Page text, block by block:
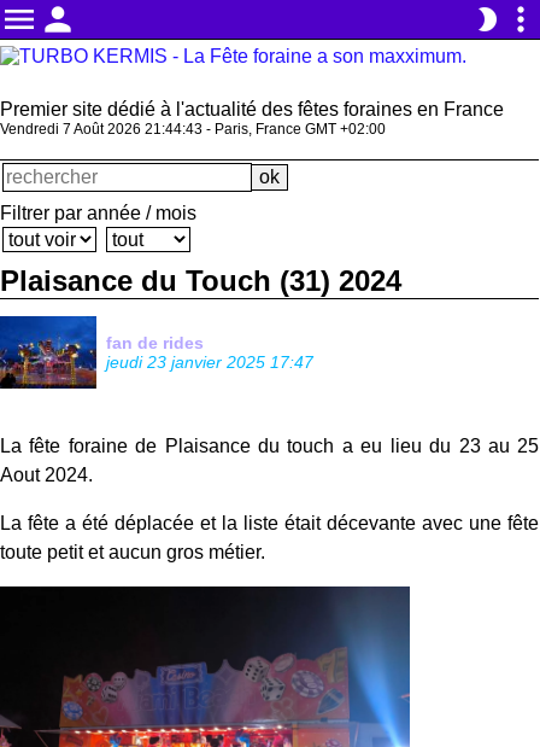
menu person brightness_2 more_vert
Premier site dédié à l'actualité des fêtes foraines en France
Vendredi 7 Août 2026 21:44:44 - Paris, France GMT +02:00
Filtrer par année / mois
Plaisance du Touch (31) 2024
fan de rides
jeudi 23 janvier 2025 17:47
La fête foraine de Plaisance du touch a eu lieu du 23 au 25
Aout 2024.
La fête a été déplacée et la liste était décevante avec une fête
toute petit et aucun gros métier.